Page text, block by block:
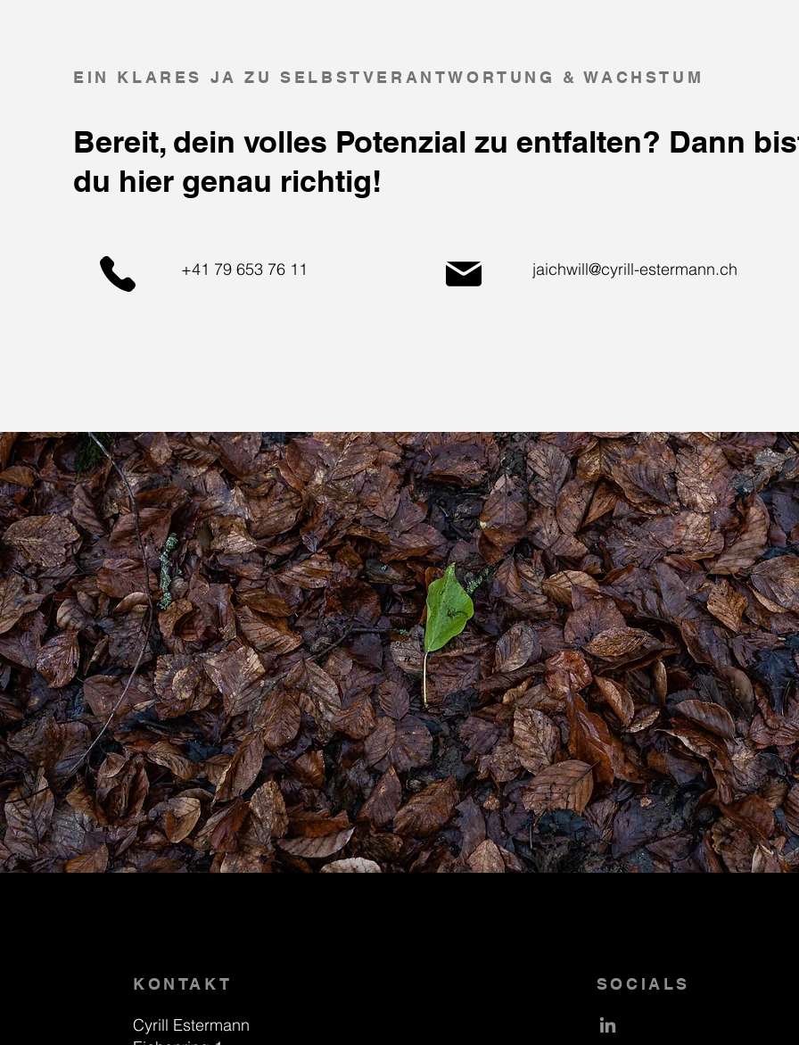
EIN KLARES JA ZU SELBSTVERANTWORTUNG & WACHSTUM
Bereit, dein volles Potenzial zu entfalten? Dann
du hier genau richtig!
+41 79 653 76 11 jaichwill@cyrill-estermann.ch
KONTAKT
Cyrill Estermann
SOCIALS